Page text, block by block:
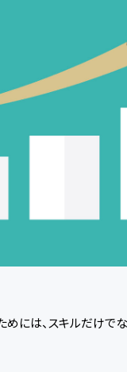
には、スキルだけで